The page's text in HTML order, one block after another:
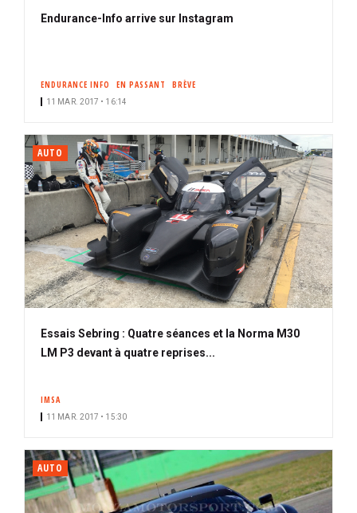
Endurance-Info arrive sur Instagram
ENDURANCE INFO EN PASSANT BRÈVE
11 MAR. 2017 • 16:14
AUTO
Essais Sebring : Quatre séances et la Norma M30
LM P3 devant à quatre reprises...
IMSA
11 MAR. 2017 • 15:30
AUTO